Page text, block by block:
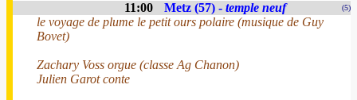
11:00 Metz (57) - temple neuf (5)
le voyage de plume le petit ours polaire (musique de Guy
Bovet)
Zachary Voss orgue (classe Ag Chanon)
Julien Garot conte